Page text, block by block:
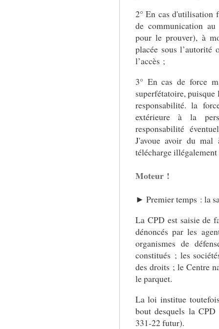
2° En cas d'utilisation
de communication
pour le prouver), à
placée sous
l’accès ;
3° En cas de force
superfétatoire,
responsabilité. la
extérieure à la
responsabilité
J'avoue avoir du
télécharge
Moteur !
► Premier temps : la
La CPD est saisie de
dénoncés par les
organismes de
constitués ; les
des droits ; le Centre
le parquet.
La loi institue
bout desquels la
331-22 futur).